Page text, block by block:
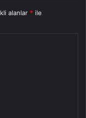
alanlar * ile